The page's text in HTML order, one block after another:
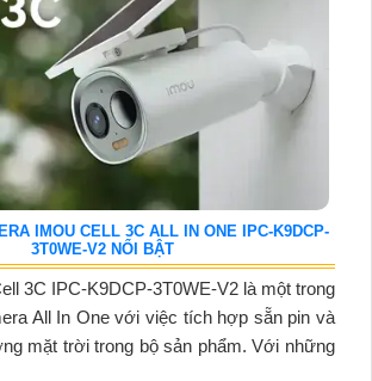
IMOU CELL 3C ALL IN ONE IPC-K9DCP-
3T0WE-V2 NỔI BẬT
3C IPC-K9DCP-3T0WE-V2 là một trong
All In One với việc tích hợp sẵn pin và
mặt trời trong bộ sản phẩm. Với những